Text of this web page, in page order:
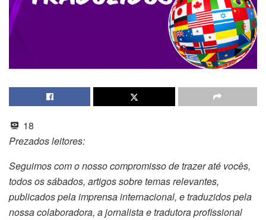
18
Prezados leitores:
Seguimos com o nosso compromisso de trazer até vocês,
todos os sábados, artigos sobre temas relevantes,
publicados pela imprensa internacional, e traduzidos pela
nossa colaboradora, a jornalista e tradutora profissional